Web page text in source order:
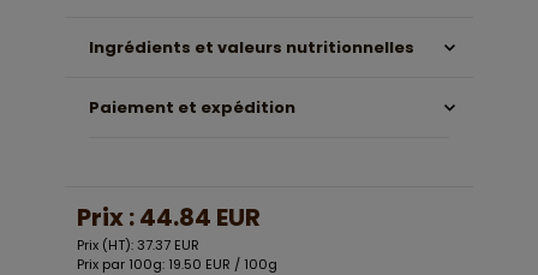
Ingrédients et valeurs nutritionnelles
Paiement et expédition
Prix :44.84 EUR
Prix (HT): 37.37 EUR
Prix par 100g: 19.50 EUR / 100g